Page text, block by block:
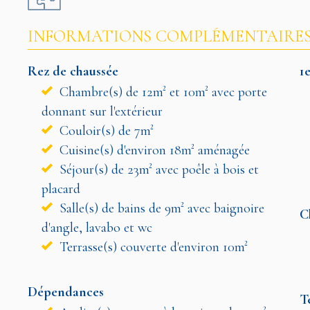
INFORMATIONS
Rez de chaussée
Chambre(s) de 12m² et 10m² avec porte
donnant sur l'extérieur
Couloir(s) de 7m²
Cuisine(s) d'environ 18m² aménagée
Séjour(s) de 23m² avec poêle à bois et
placard
Salle(s) de bains de 9m² avec baignoire
d'angle, lavabo et wc
Terrasse(s) couverte d'environ 10m²
Dépendances